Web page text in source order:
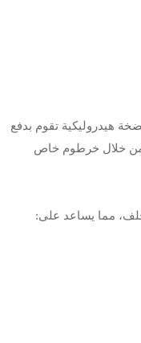
هيدروليكية تقوم بدفع
من خلال خرطوم خاص
مما يساعد على: